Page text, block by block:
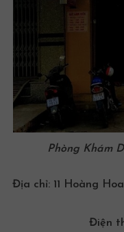
Phòng Khám
Địa chỉ: 11 Hoàng
Điện